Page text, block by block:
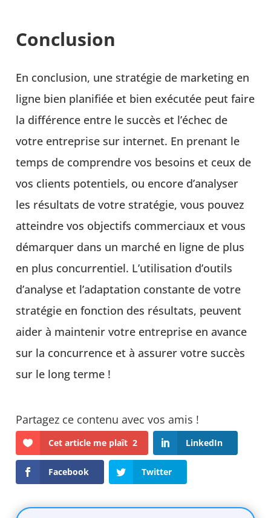
Conclusion
En conclusion, une stratégie de marketing en
ligne bien planifiée et bien exécutée peut faire
la différence entre le succès et l’échec de
votre entreprise sur internet. En prenant le
temps de comprendre vos besoins et ceux de
vos clients potentiels, ou encore d’analyser
les résultats de votre stratégie, vous pouvez
atteindre vos objectifs commerciaux et vous
démarquer dans un marché en ligne de plus
en plus concurrentiel. L’utilisation d’outils
d’analyse et l’adaptation constante de votre
stratégie en fonction des résultats, peuvent
aider à maintenir votre entreprise en avance
sur la concurrence et à assurer votre succès
sur le long terme !
Cet article me plaît 2 LinkedIn
Facebook Twitter